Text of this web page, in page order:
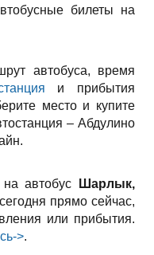
билеты на
автобуса, время
и прибытия
место и купите
– Абдулино
на автобус
Шарлык,
прямо сейчас,
или прибытия.
>.